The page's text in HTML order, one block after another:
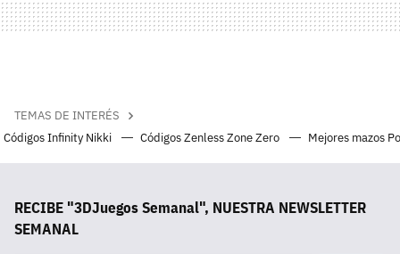
TEMAS DE INTERÉS
Códigos Infinity Nikki
Códigos Zenless Zone Zero Mejores mazos
RECIBE "3DJuegos Semanal", NUESTRA NEWSLETTER
SEMANAL